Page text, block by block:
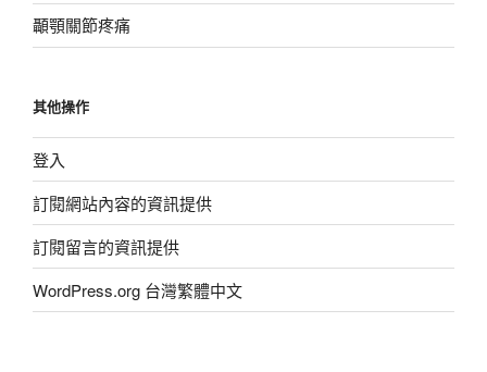
顳顎關節疼痛
其他操作
登入
訂閱網站內容的資訊提供
訂閱留言的資訊提供
WordPress.org 台灣繁體中文